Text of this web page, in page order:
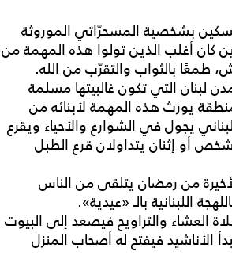
بشخصية المسحرّاتي الموروثة
كان أغلب الذين تولوا هذه المهمة من
طمعًا بالثواب والتقرّب من الله.
لبنان التي تكون غالبيتها مسلمة
يورث هذه المهمة لأبنائه من
يجول في الشوارع والأحياء ويقرع
أو إثنان يتداولان قرع الطبل
من رمضان يتلقى من الناس
اللبنانية بالـ «عيدية».
العشاء والتراويح فيصعد إلى البيوت
الأناشيد فيفتح له أصحاب المنزل